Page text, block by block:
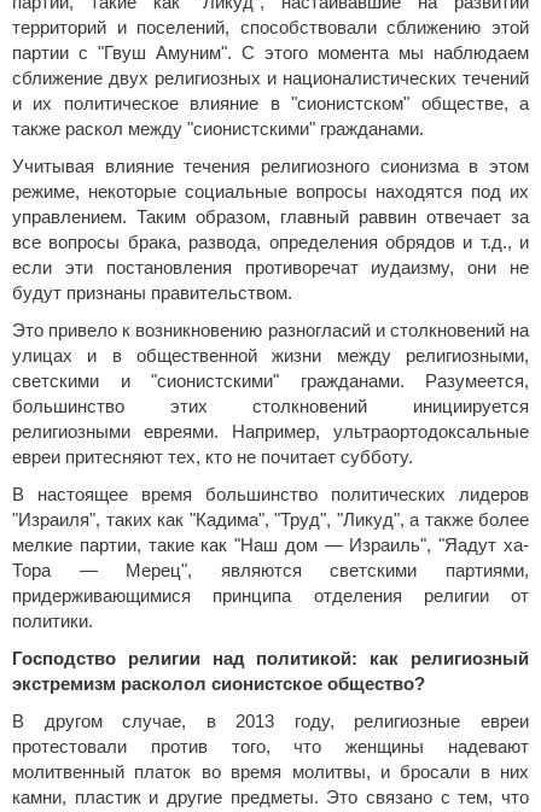
территорий и поселений, способствовали сближению этой
партии с "Гвуш Амуним". С этого момента мы наблюдаем
сближение двух религиозных и националистических течений
и их политическое влияние в "сионистском" обществе, а
также раскол между "сионистскими" гражданами.
Учитывая влияние течения религиозного сионизма в этом
режиме, некоторые социальные вопросы находятся под их
управлением. Таким образом, главный раввин отвечает за
все вопросы брака, развода, определения обрядов и т.д., и
если эти постановления противоречат иудаизму, они не
будут признаны правительством.
Это привело к возникновению разногласий и столкновений на
улицах и в общественной жизни между религиозными,
светскими и "сионистскими" гражданами. Разумеется,
большинство этих столкновений инициируется
религиозными евреями. Например, ультраортодоксальные
евреи притесняют тех, кто не почитает субботу.
В настоящее время большинство политических лидеров
"Израиля", таких как "Кадима", "Труд", "Ликуд", а также более
мелкие партии, такие как "Наш дом — Израиль", "Яадут ха-
Тора — Мерец", являются светскими партиями,
придерживающимися принципа отделения религии от
политики.
Господство религии над политикой: как религиозный
экстремизм расколол сионистское общество?
В другом случае, в 2013 году, религиозные евреи
протестовали против того, что женщины надевают
молитвенный платок во время молитвы, и бросали в них
камни, пластик и другие предметы. Это связано с тем, что